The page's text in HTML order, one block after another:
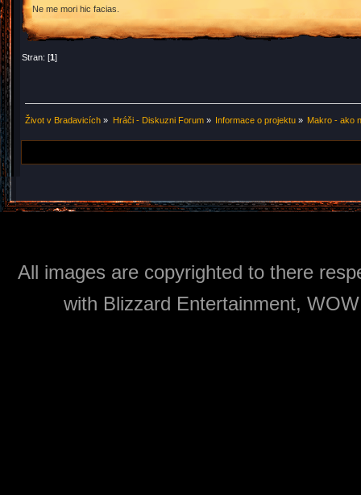
Ne me mori hic facias.
Stran: [1]
Život v Bradavicích » Hráči - Diskuzni Forum» Informace o projektu» Makro - ako
All images are copyrighted to there
with Blizzard Entertainment,